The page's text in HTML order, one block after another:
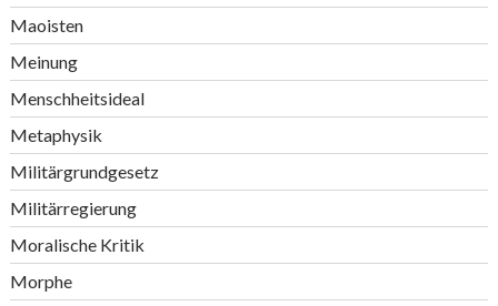
Maoisten
Meinung
Menschheitsideal
Metaphysik
Militärgrundgesetz
Militärregierung
Moralische Kritik
Morphe